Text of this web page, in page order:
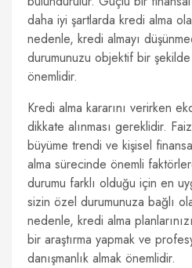
daha iyi şartlarda kredi alma
nedenle, kredi almayı
durumunuzu objektif bir
önemlidir.
Kredi alma kararını verirken
dikkate alınması gereklidir.
büyüme trendi ve kişisel
alma sürecinde önemli
durumu farklı olduğu için en
sizin özel durumunuza bağlı
nedenle, kredi alma
bir araştırma yapmak ve
danışmanlık almak önemlidir.